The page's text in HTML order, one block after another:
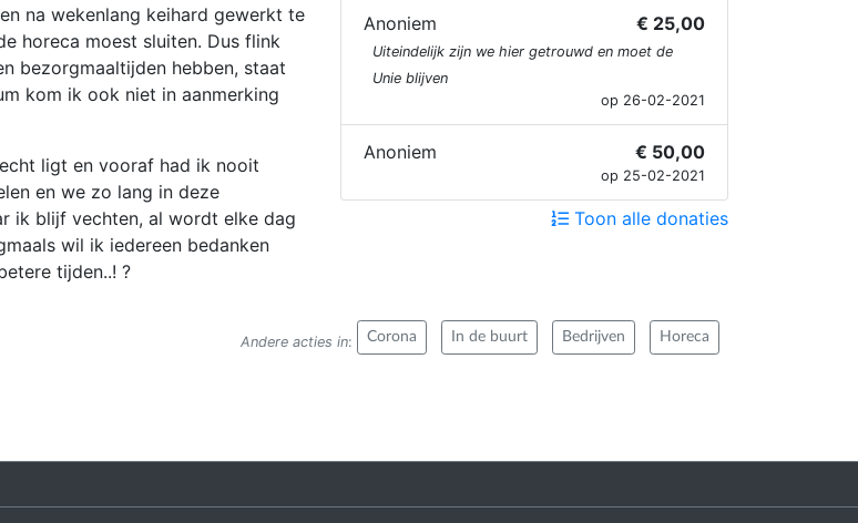
na wekenlang keihard gewerkt te
horeca moest sluiten. Dus flink
bezorgmaaltijden hebben, staat
kom ik ook niet in aanmerking
ligt en vooraf had ik nooit
en we zo lang in deze
ik blijf vechten, al wordt elke dag
wil ik iedereen bedanken
tijden..! ?
Anoniem € 25,00
Uiteindelijk zijn we hier getrouwd en moet de
Unie blijven
op 26-02-2021
Anoniem € 50,00
op 25-02-2021
Toon alle donaties
Andere acties in: Corona In de buurt Bedrijven Horeca